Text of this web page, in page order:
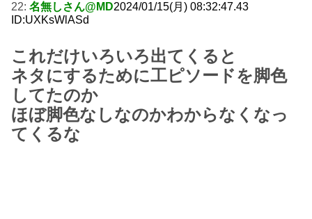
22: 名無しさん@MD2024/01/15(月) 08:32:47.43
ID:UXKsWlASd
これだけいろいろ出てくると
ネタにするために工ピソードを脚色
してたのか
ほぼ脚色なしなのかわからなくなっ
てくるな